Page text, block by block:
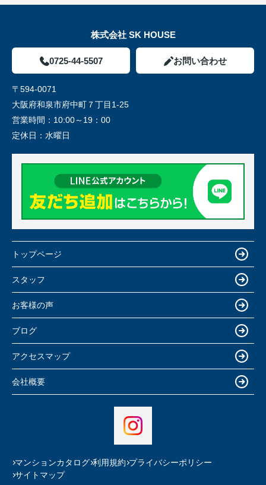
株式会社 SK HOUSE
0725-44-5507 お問い合わせ
〒594-0071
大阪府和泉市府中町７丁目1-25
営業時間： 10:00～19：00
定休日： 水曜日
トップページ
スタッフ
お客様の声
ブログ
アクセスマップ
会社概要
マンションカタログ 利用規約 プライバシーポリシー
サイトマップ